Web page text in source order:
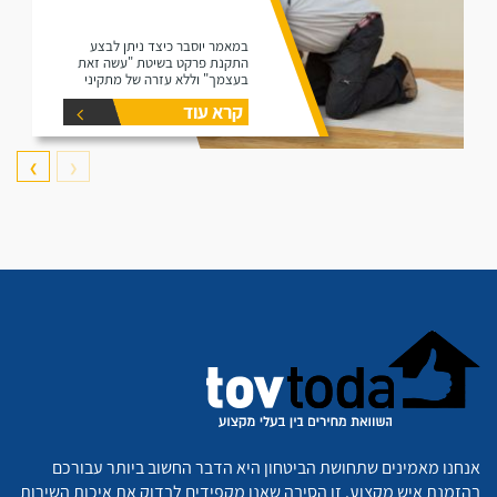
במאמר יוסבר כיצד ניתן לבצע
התקנת פרקט בשיטת "עשה זאת
בעצמך" וללא עזרה של מתקיני
פרקטים.
קרא עוד
❮
❯
אנחנו מאמינים שתחושת הביטחון היא הדבר החשוב ביותר עבורכם
בהזמנת איש מקצוע. זו הסיבה שאנו מקפידים לבדוק את איכות השירות